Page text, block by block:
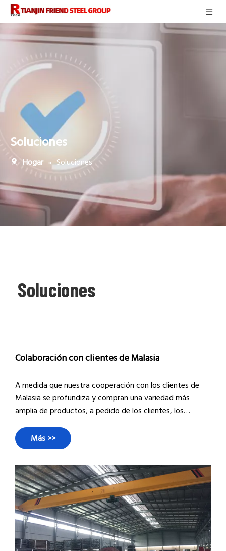
Soluciones
Hogar » Soluciones
Soluciones
Colaboración con clientes de Malasia
A medida que nuestra cooperación con los clientes de
Malasia se profundiza y compran una variedad más
amplia de productos, a pedido de los clientes, los
Proporcionamos una introducción detallada al proceso
de producción de productos, desde materias primas
Más >>